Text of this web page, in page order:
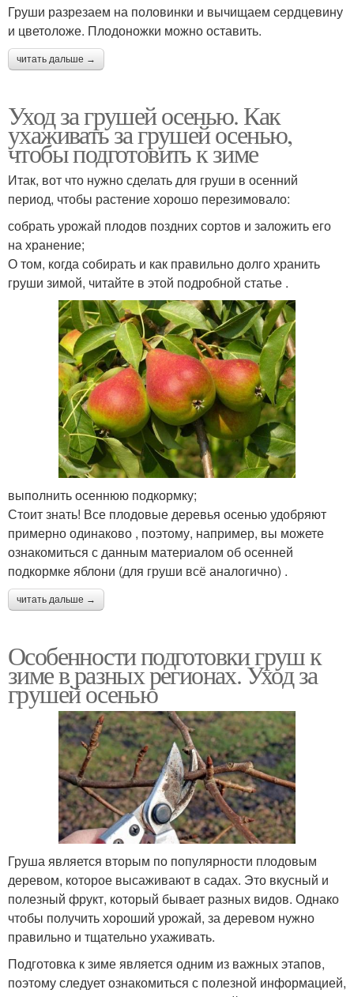
Груши разрезаем на половинки и вычищаем сердцевину
и цветоложе. Плодоножки можно оставить.
читать дальше →
Уход за грушей осенью. Как
ухаживать за грушей осенью,
чтобы подготовить к зиме
Итак, вот что нужно сделать для груши в осенний
период, чтобы растение хорошо перезимовало:
собрать урожай плодов поздних сортов и заложить его
на хранение;
О том, когда собирать и как правильно долго хранить
груши зимой, читайте в этой подробной статье .
выполнить осеннюю подкормку;
Стоит знать! Все плодовые деревья осенью удобряют
примерно одинаково , поэтому, например, вы можете
ознакомиться с данным материалом об осенней
подкормке яблони (для груши всё аналогично) .
читать дальше →
Особенности подготовки груш к
зиме в разных регионах. Уход за
грушей осенью
Груша является вторым по популярности плодовым
деревом, которое высаживают в садах. Это вкусный и
полезный фрукт, который бывает разных видов. Однако
чтобы получить хороший урожай, за деревом нужно
правильно и тщательно ухаживать.
Подготовка к зиме является одним из важных этапов,
поэтому следует ознакомиться с полезной информацией,